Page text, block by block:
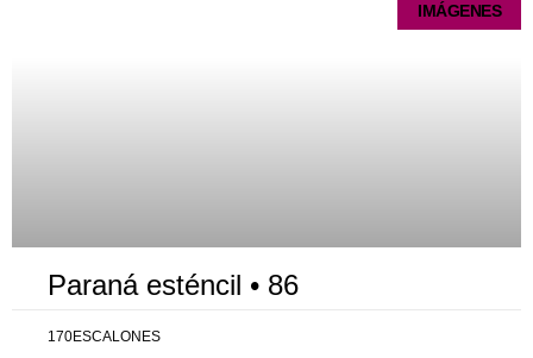
IMÁGENES
Paraná esténcil • 86
170ESCALONES